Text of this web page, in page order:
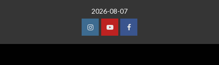
2026-08-07
عنصر عنصر عنصر